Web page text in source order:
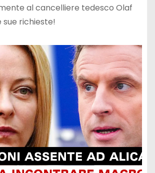
al cancelliere tedesco Olaf
sue richieste!